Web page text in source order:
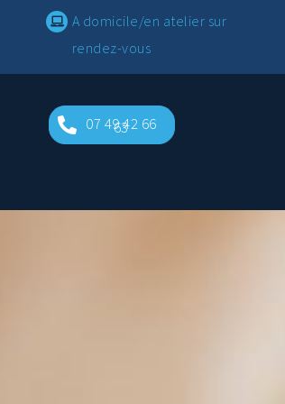
A domicile/en atelier sur
rendez-vous
07 49 42 66
63